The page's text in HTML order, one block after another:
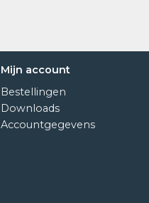
Mijn account
Bestellingen
Downloads
Accountgegevens